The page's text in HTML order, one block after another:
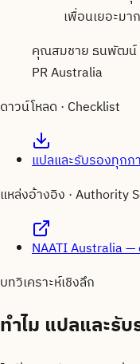
เพื่อนเยอะมาก
คุณสมชาย ธนพัฒน์
PR Australia
ดาวน์โหลด · Checklist
แปลและรับรองทุกภ
แหล่งอ้างอิง · Authority
NAATI Australia
บทวิเคราะห์เชิงลึก
ทำไม แปลและรั